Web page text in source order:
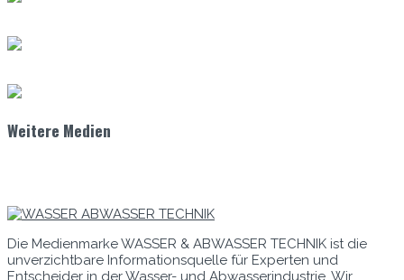
Weitere Medien
Die Medienmarke WASSER & ABWASSER TECHNIK ist die
unverzichtbare Informationsquelle für Experten und
Entscheider in der Wasser- und Abwasserindustrie. Wir